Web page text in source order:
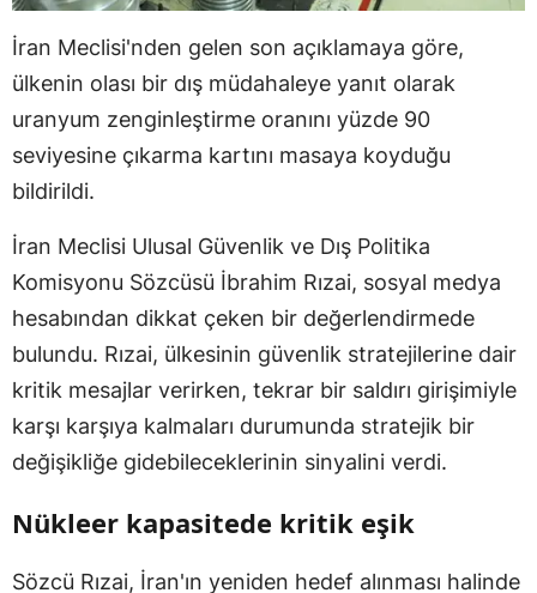
İran Meclisi'nden gelen son açıklamaya göre,
ülkenin olası bir dış müdahaleye yanıt olarak
uranyum zenginleştirme oranını yüzde 90
seviyesine çıkarma kartını masaya koyduğu
bildirildi.
İran Meclisi Ulusal Güvenlik ve Dış Politika
Komisyonu Sözcüsü İbrahim Rızai, sosyal medya
hesabından dikkat çeken bir değerlendirmede
bulundu. Rızai, ülkesinin güvenlik stratejilerine dair
kritik mesajlar verirken, tekrar bir saldırı girişimiyle
karşı karşıya kalmaları durumunda stratejik bir
değişikliğe gidebileceklerinin sinyalini verdi.
Nükleer kapasitede kritik eşik
Sözcü Rızai, İran'ın yeniden hedef alınması halinde